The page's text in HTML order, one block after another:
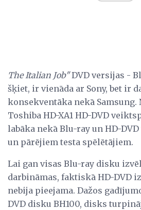
The Italian Job"DVD versijas -
šķiet, ir vienāda ar Sony, bet ir
konsekventāka nekā Samsung.
Toshiba HD-XA1 HD-DVD
labāka nekā Blu-ray un HD-
un pārējiem testa spēlētājiem.
Lai gan visas Blu-ray disku
darbināmas, faktiskā HD-DVD
nebija pieejama. Dažos
DVD disku BH100, disks